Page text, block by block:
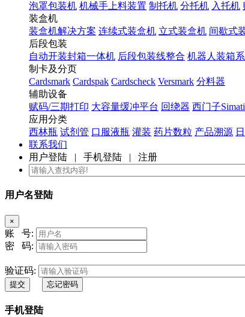
泡罩包装机 机械手上料装置 制托机 分托机 入托机
装盒机
装盒机解决方案 连续式装盒机 立式装盒机 间歇式
后段包装
自动开装封箱一体机 后段包装线整合 机器人装箱
制卡及分页
Cardsmark Cardspak Cardscheck Versmark 分料器
辅助设备
赋码/三期打印 大容量缓冲平台 回绕器 西门子
应用分类
西林瓶 试剂管 口服液瓶 灌装 药片数粒 产品溯源
联系我们
用户登陆 | 手机登陆 | 注册
用户名登陆
×
账 号:
密 码:
验证码:
提交 忘记密码
手机登陆